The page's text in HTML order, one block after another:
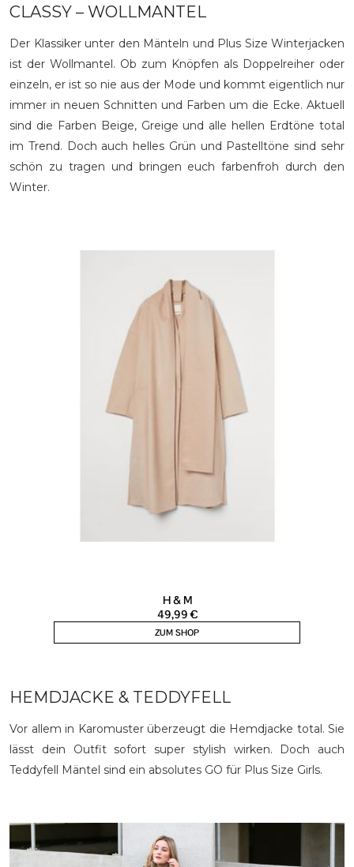
CLASSY – WOLLMANTEL
Der Klassiker unter den Mänteln und Plus Size Winterjacken
ist der Wollmantel. Ob zum Knöpfen als Doppelreiher oder
einzeln, er ist so nie aus der Mode und kommt eigentlich nur
immer in neuen Schnitten und Farben um die Ecke. Aktuell
sind die Farben Beige, Greige und alle hellen Erdtöne total
im Trend. Doch auch helles Grün und Pastelltöne sind sehr
schön zu tragen und bringen euch farbenfroh durch den
Winter.
HEMDJACKE & TEDDYFELL
Vor allem in Karomuster überzeugt die Hemdjacke total. Sie
lässt dein Outfit sofort super stylish wirken. Doch auch
Teddyfell Mäntel sind ein absolutes GO für Plus Size Girls.